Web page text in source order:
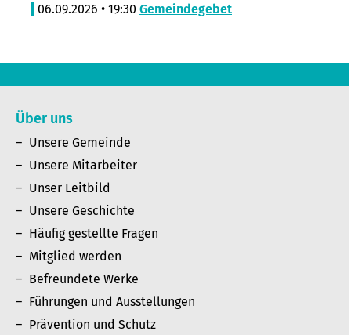
06.09.2026 • 19:30 Gemeindegebet
Über uns
Unsere Gemeinde
Unsere Mitarbeiter
Unser Leitbild
Unsere Geschichte
Häufig gestellte Fragen
Mitglied werden
Befreundete Werke
Führungen und Ausstellungen
Prävention und Schutz